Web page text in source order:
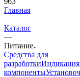
Главная
—
Каталог
—
Питание
Средства для
разработкиИндикация
компоненты